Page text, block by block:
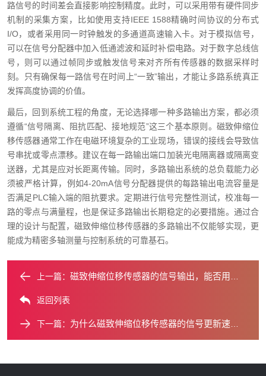
路信号的时间差会直接影响控制精度。此时，可以采用带有硬件同步
机制的采集方案，比如使用支持IEEE 1588精确时间协议的分布式
I/O，或者采用同一时钟触发的多通道高速输入卡。对于模拟信号，
可以在信号分配器中加入低通滤波和延时补偿电路。对于数字总线信
号，则可以通过帧同步或触发信号来对齐所有传感器的数据采样时
刻。只有确保每一路信号在时间上“一致”输出，才能让多路系统真正
发挥高度协调的价值。
最后，回到系统工程的角度，无论选择哪一种多路输出方案，都必须
遵循“信号隔离、阻抗匹配、接地规范”这三个基本原则。磁致伸缩位
移传感器通常工作在电磁环境复杂的工业现场，错误的接线会导致信
号串扰或零点漂移。建议在每一路输出端口加装光电隔离器或隔离变
送器，尤其是应对长距离传输。同时，多路输出系统的总负载能力必
须被严格计算，例如4-20mA信号分配器提供的每路输出电流容量是
否满足PLC输入端的阻抗要求。定期进行信号完整性测试，校准每一
路的零点与满量程，也是保证多路输出长期稳定的必要措施。通过合
理的设计与配置，磁致伸缩位移传感器的多路输出不仅能够实现，更
能成为精密多轴测量与控制系统的可靠基石。
上一篇： 磁致伸缩位移传感器的信号输出，能否用于危险区域？
返回列表
下一篇： 为什么磁致伸缩位移传感器的信号更新速率如此之快？